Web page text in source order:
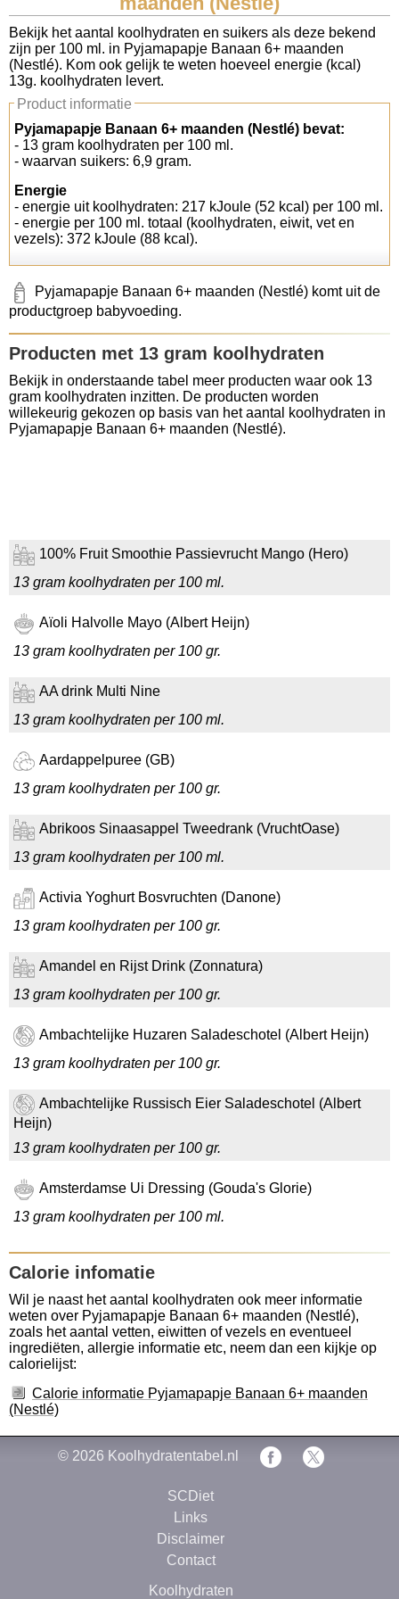
Koolhydraten tellen
Links
Bekijk het aantal koolhydraten en suikers als deze bekend
zijn per 100 ml. in Pyjamapapje Banaan 6+ maanden
(Nestlé). Kom ook gelijk te weten hoeveel energie (kcal)
13g. koolhydraten levert.
Product informatie
Pyjamapapje Banaan 6+ maanden (Nestlé) bevat:
- 13 gram koolhydraten per 100 ml.
- waarvan suikers: 6,9 gram.
Energie
- energie uit koolhydraten: 217 kJoule (52 kcal) per 100 ml.
- energie per 100 ml. totaal (koolhydraten, eiwit, vet en
vezels): 372 kJoule (88 kcal).
Pyjamapapje Banaan 6+ maanden (Nestlé) komt uit de
productgroep babyvoeding.
Producten met 13 gram koolhydraten
Bekijk in onderstaande tabel meer producten waar ook 13
gram koolhydraten inzitten. De producten worden
willekeurig gekozen op basis van het aantal koolhydraten in
Pyjamapapje Banaan 6+ maanden (Nestlé).
100% Fruit Smoothie Passievrucht Mango (Hero)
13 gram koolhydraten per 100 ml.
Aïoli Halvolle Mayo (Albert Heijn)
13 gram koolhydraten per 100 gr.
AA drink Multi Nine
13 gram koolhydraten per 100 ml.
Aardappelpuree (GB)
13 gram koolhydraten per 100 gr.
Abrikoos Sinaasappel Tweedrank (VruchtOase)
13 gram koolhydraten per 100 ml.
Activia Yoghurt Bosvruchten (Danone)
13 gram koolhydraten per 100 gr.
Amandel en Rijst Drink (Zonnatura)
13 gram koolhydraten per 100 gr.
Ambachtelijke Huzaren Saladeschotel (Albert Heijn)
13 gram koolhydraten per 100 gr.
Ambachtelijke Russisch Eier Saladeschotel (Albert
Heijn)
13 gram koolhydraten per 100 gr.
Amsterdamse Ui Dressing (Gouda's Glorie)
13 gram koolhydraten per 100 ml.
Calorie infomatie
Wil je naast het aantal koolhydraten ook meer informatie
weten over Pyjamapapje Banaan 6+ maanden (Nestlé),
zoals het aantal vetten, eiwitten of vezels en eventueel
ingrediëten, allergie informatie etc, neem dan een kijkje op
calorielijst:
Calorie informatie Pyjamapapje Banaan 6+ maanden
(Nestlé)
© 2026 Koolhydratentabel.nl
SCDiet
Links
Disclaimer
Contact
Koolhydraten